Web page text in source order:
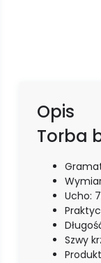
Opis
Torba
Ucho:
Szwy